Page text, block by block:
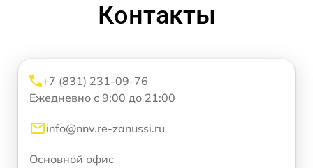
Контакты
+7 (831) 231-09-76
Ежедневно с 9:00 до 21:00
info@nnv.re-zanussi.ru
Основной офис